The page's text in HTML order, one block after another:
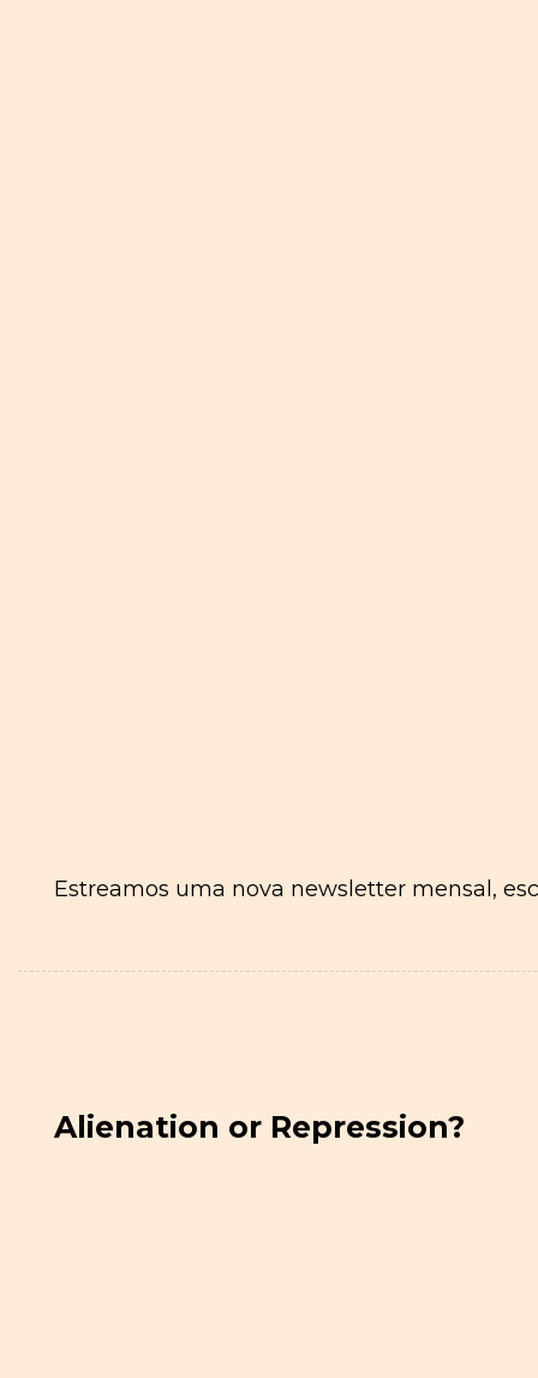
Estreamos uma nova newsletter mensal,
Alienation or Repression?